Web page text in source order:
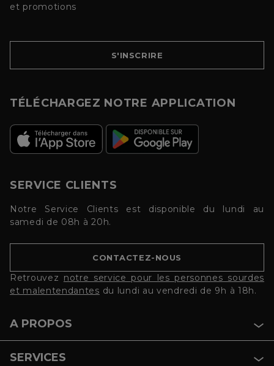
et promotions
S'INSCRIRE
TÉLÉCHARGEZ NOTRE APPLICATION
SERVICE CLIENTS
Notre Service Clients est disponible du lundi au
samedi de 08h à 20h.
CONTACTEZ-NOUS
Retrouvez notre service pour les personnes sourdes
et malentendantes du lundi au vendredi de 9h à 18h.
A PROPOS
SERVICES